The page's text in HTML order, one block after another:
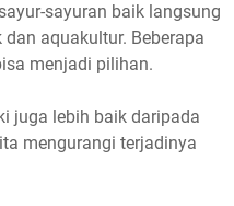
sayuran baik langsung
aquakultur. Beberapa
menjadi pilihan.
juga lebih baik daripada
mengurangi terjadinya